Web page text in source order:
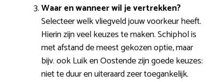
Waar en wanneer wil je vertrekken?
Selecteer welk vliegveld jouw voorkeur heeft.
Hierin zijn veel keuzes te maken. Schiphol is
met afstand de meest gekozen optie, maar
bijv. ook Luik en Oostende zijn goede keuzes:
niet te duur en uiteraard zeer toegankelijk.